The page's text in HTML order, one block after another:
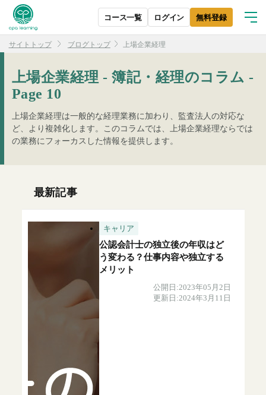
コース一覧 ログイン 無料登録
サイトトップ ブログトップ 上場企業経理
上場企業経理 - 簿記・経理のコラム -
Page 10
上場企業経理は一般的な経理業務に加わり、監査法人の対応な
ど、より複雑化します。このコラムでは、上場企業経理ならでは
の業務にフォーカスした情報を提供します。
最新記事
キャリア
公認会計士の独立後の年収はど
う変わる？仕事内容や独立する
メリット
公開日:2023年05月2日
更新日:2024年3月11日